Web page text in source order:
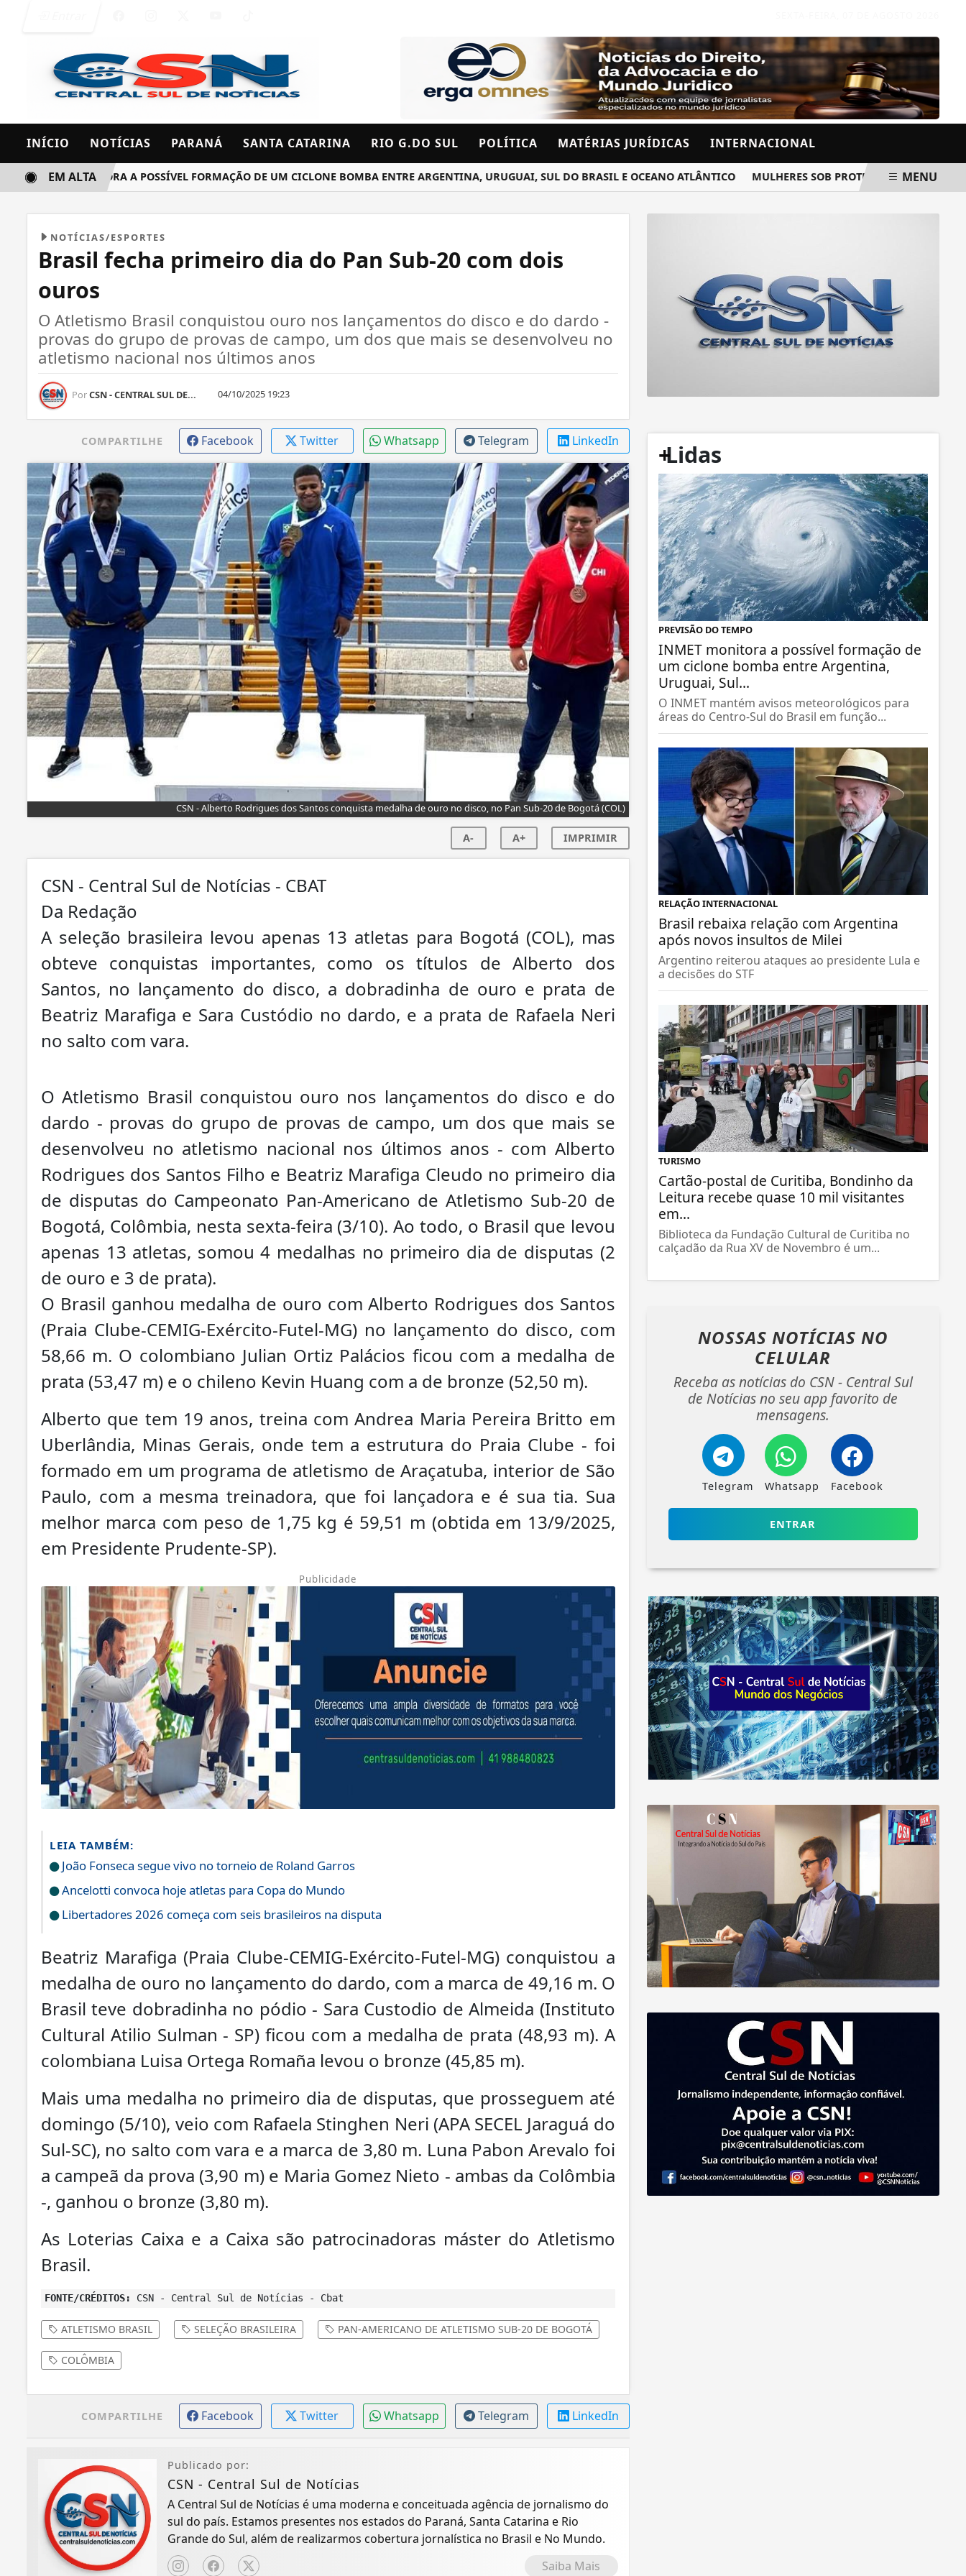
INÍCIO NOTÍCIAS PARANÁ SANTA CATARINA RIO G.DO SUL POLÍTICA MATÉRIAS JURÍDICAS INTERNACIONAL
MONITORA A POSSÍVEL FORMAÇÃO DE UM CICLONE BOMBA ENTRE ARGENTINA, URUGUAI, SUL DO BRASIL E OCEANO ATLÂNTICO MULHERES SOB PROTEÇÃO RECEBERÃO AVISO
EM ALTA MENU
NOTÍCIAS/ESPORTES
Brasil fecha primeiro dia do Pan Sub-20 com dois
ouros
O Atletismo Brasil conquistou ouro nos lançamentos do disco e do dardo -
provas do grupo de provas de campo, um dos que mais se desenvolveu no
atletismo nacional nos últimos anos
PorCSN - CENTRAL SUL DE... 04/10/2025 19:23
COMPARTILHE Facebook Twitter Whatsapp Telegram LinkedIn
CSN - Alberto Rodrigues dos Santos conquista medalha de ouro no disco, no Pan Sub-20 de Bogotá (COL)
A- A+ IMPRIMIR
CSN - Central Sul de Notícias - CBAT
Da Redação
A seleção brasileira levou apenas 13 atletas para Bogotá (COL), mas
obteve conquistas importantes, como os títulos de Alberto dos
Santos, no lançamento do disco, a dobradinha de ouro e prata de
Beatriz Marafiga e Sara Custódio no dardo, e a prata de Rafaela Neri
no salto com vara.
O Atletismo Brasil conquistou ouro nos lançamentos do disco e do
dardo - provas do grupo de provas de campo, um dos que mais se
desenvolveu no atletismo nacional nos últimos anos - com Alberto
Rodrigues dos Santos Filho e Beatriz Marafiga Cleudo no primeiro dia
de disputas do Campeonato Pan-Americano de Atletismo Sub-20 de
Bogotá, Colômbia, nesta sexta-feira (3/10). Ao todo, o Brasil que levou
apenas 13 atletas, somou 4 medalhas no primeiro dia de disputas (2
de ouro e 3 de prata).
O Brasil ganhou medalha de ouro com Alberto Rodrigues dos Santos
(Praia Clube-CEMIG-Exército-Futel-MG) no lançamento do disco, com
58,66 m. O colombiano Julian Ortiz Palácios ficou com a medalha de
prata (53,47 m) e o chileno Kevin Huang com a de bronze (52,50 m).
Alberto que tem 19 anos, treina com Andrea Maria Pereira Britto em
Uberlândia, Minas Gerais, onde tem a estrutura do Praia Clube - foi
formado em um programa de atletismo de Araçatuba, interior de São
Paulo, com a mesma treinadora, que foi lançadora e é sua tia. Sua
melhor marca com peso de 1,75 kg é 59,51 m (obtida em 13/9/2025,
em Presidente Prudente-SP).
Publicidade
LEIA TAMBÉM:
João Fonseca segue vivo no torneio de Roland Garros
Ancelotti convoca hoje atletas para Copa do Mundo
Libertadores 2026 começa com seis brasileiros na disputa
Beatriz Marafiga (Praia Clube-CEMIG-Exército-Futel-MG) conquistou a
medalha de ouro no lançamento do dardo, com a marca de 49,16 m. O
Brasil teve dobradinha no pódio - Sara Custodio de Almeida (Instituto
Cultural Atilio Sulman - SP) ficou com a medalha de prata (48,93 m). A
colombiana Luisa Ortega Romaña levou o bronze (45,85 m).
Mais uma medalha no primeiro dia de disputas, que prosseguem até
domingo (5/10), veio com Rafaela Stinghen Neri (APA SECEL Jaraguá do
Sul-SC), no salto com vara e a marca de 3,80 m. Luna Pabon Arevalo foi
a campeã da prova (3,90 m) e Maria Gomez Nieto - ambas da Colômbia
-, ganhou o bronze (3,80 m).
As Loterias Caixa e a Caixa são patrocinadoras máster do Atletismo
Brasil.
FONTE/CRÉDITOS: CSN - Central Sul de Notícias - Cbat
ATLETISMO BRASIL SELEÇÃO BRASILEIRA PAN-AMERICANO DE ATLETISMO SUB-20 DE BOGOTÁ
COLÔMBIA
COMPARTILHE Facebook Twitter Whatsapp Telegram LinkedIn
Publicado por:
CSN - Central Sul de Notícias
A Central Sul de Notícias é uma moderna e conceituada agência de jornalismo do
sul do país. Estamos presentes nos estados do Paraná, Santa Catarina e Rio
Grande do Sul, além de realizarmos cobertura jornalística no Brasil e No Mundo.
Saiba Mais
+
Lidas
PREVISÃO DO TEMPO
INMET monitora a possível formação de
um ciclone bomba entre Argentina,
Uruguai, Sul...
O INMET mantém avisos meteorológicos para
áreas do Centro-Sul do Brasil em função...
RELAÇÃO INTERNACIONAL
Brasil rebaixa relação com Argentina
após novos insultos de Milei
Argentino reiterou ataques ao presidente Lula e
a decisões do STF
TURISMO
Cartão-postal de Curitiba, Bondinho da
Leitura recebe quase 10 mil visitantes
em...
Biblioteca da Fundação Cultural de Curitiba no
calçadão da Rua XV de Novembro é um...
NOSSAS NOTÍCIAS NO
CELULAR
Receba as notícias do CSN - Central Sul
de Notícias no seu app favorito de
mensagens.
Telegram Whatsapp Facebook
ENTRAR